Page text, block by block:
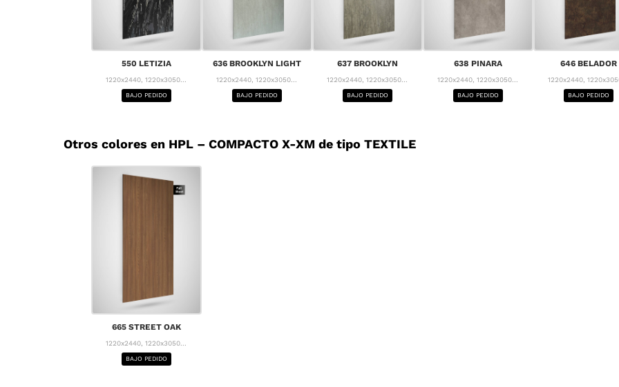
550 LETIZIA
1220x2440, 1220x3050...
BAJO PEDIDO
636 BROOKLYN LIGHT
1220x2440, 1220x3050...
BAJO PEDIDO
637 BROOKLYN
1220x2440, 1220x3050...
BAJO PEDIDO
638 PINARA
1220x2440, 1220x3050...
BAJO PEDIDO
646 BELADOR
1220x2440,
BAJO PEDIDO
Otros colores en HPL – COMPACTO X-XM de tipo TEXTILE
665 STREET OAK
1220x2440, 1220x3050...
BAJO PEDIDO